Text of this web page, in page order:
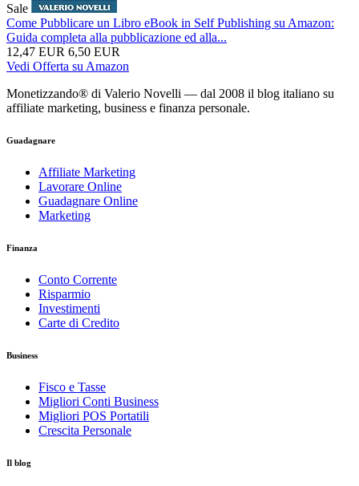
Sale
Come Pubblicare un Libro eBook in Self Publishing su Amazon:
Guida completa alla pubblicazione ed alla...
12,47 EUR 6,50 EUR
Vedi Offerta su Amazon
Monetizzando® di Valerio Novelli — dal 2008 il blog italiano su
affiliate marketing, business e finanza personale.
Guadagnare
Affiliate Marketing
Lavorare Online
Guadagnare Online
Marketing
Finanza
Conto Corrente
Risparmio
Investimenti
Carte di Credito
Business
Fisco e Tasse
Migliori Conti Business
Migliori POS Portatili
Crescita Personale
Il blog